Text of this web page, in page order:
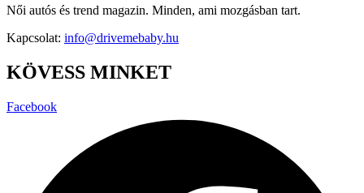
Női autós és trend magazin. Minden, ami mozgásban tart.
Kapcsolat: info@drivemebaby.hu
KÖVESS MINKET
Facebook